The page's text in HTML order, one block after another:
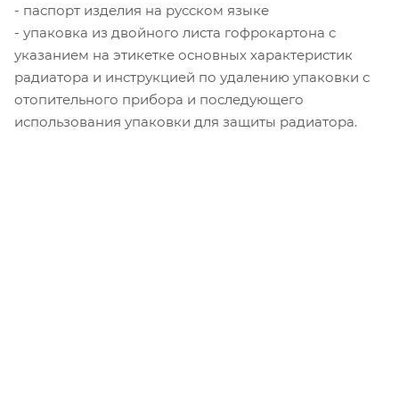
- паспорт изделия на русском языке
- упаковка из двойного листа гофрокартона с
указанием на этикетке основных характеристик
радиатора и инструкцией по удалению упаковки с
отопительного прибора и последующего
использования упаковки для защиты радиатора.